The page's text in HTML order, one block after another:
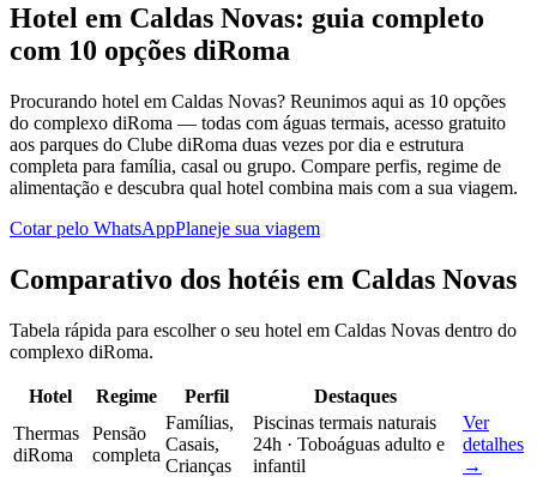
Hotel em Caldas Novas: guia completo
com 10 opções diRoma
Procurando hotel em Caldas Novas? Reunimos aqui as 10 opções
do complexo diRoma — todas com águas termais, acesso gratuito
aos parques do Clube diRoma duas vezes por dia e estrutura
completa para família, casal ou grupo. Compare perfis, regime de
alimentação e descubra qual hotel combina mais com a sua viagem.
Cotar pelo WhatsAppPlaneje sua viagem
Comparativo dos hotéis em Caldas Novas
Tabela rápida para escolher o seu hotel em Caldas Novas dentro do
complexo diRoma.
Hotel Regime Perfil
Destaques
Thermas
diRoma
Pensão
completa
Famílias,
Casais,
Crianças
Piscinas termais naturais
24h · Toboáguas adulto e
infantil
Ver
detalhes
→